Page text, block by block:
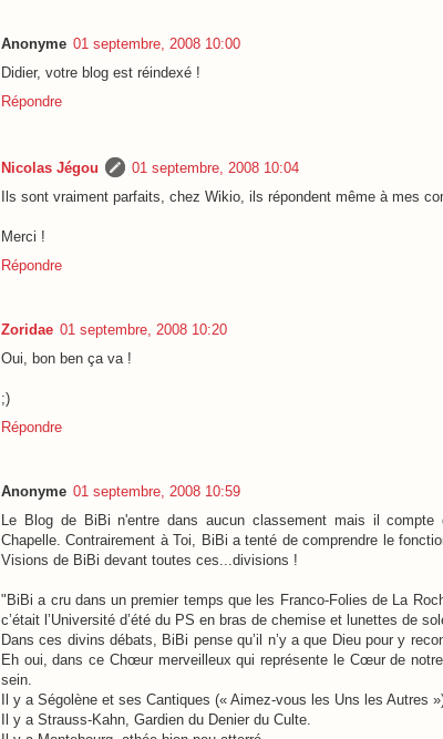
Anonyme 01 septembre, 2008 10:00
Didier, votre blog est réindexé !
Répondre
Nicolas Jégou
01 septembre, 2008 10:04
Ils sont vraiment parfaits, chez Wikio, ils répondent même à mes
Merci !
Répondre
Zoridae 01 septembre, 2008 10:20
Oui, bon ben ça va !
;)
Répondre
Anonyme 01 septembre, 2008 10:59
Le Blog de BiBi n'entre dans aucun classement mais il
Chapelle. Contrairement à Toi, BiBi a tenté de comprendre le
Visions de BiBi devant toutes ces...divisions !
"BiBi a cru dans un premier temps que les Franco-Folies de La
c’était l’Université d’été du PS en bras de chemise et lunettes de
Dans ces divins débats, BiBi pense qu’il n’y a que Dieu pour y
Eh oui, dans ce Chœur merveilleux qui représente le Cœur de
sein.
Il y a Ségolène et ses Cantiques (« Aimez-vous les Uns les Autres
Il y a Strauss-Kahn, Gardien du Denier du Culte.